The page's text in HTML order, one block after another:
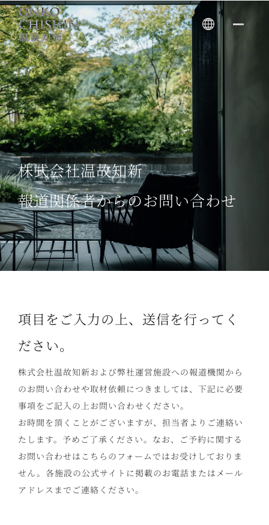
Skip
to
content
株式会社温故知新
報道関係者からのお問い合わせ
項目をご入力の上、送信を行ってく
ださい。
株式会社温故知新および弊社運営施設への報道機関から
のお問い合わせや取材依頼につきましては、下記に必要
事項をご記入の上お問い合わせください。
お時間を頂くことがございますが、担当者よりご連絡い
たします。予めご了承ください。なお、ご予約に関する
お問い合わせはこちらのフォームではお受けしておりま
せん。各施設の公式サイトに掲載のお電話またはメール
アドレスまでご連絡ください。